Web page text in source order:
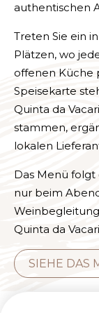
authentischen
Treten Sie ein
Plätzen, wo
offenen Küche
Speisekarte
Quinta da
stammen,
lokalen
Das Menü folgt
nur beim
Quinta da
SIEHE DAS